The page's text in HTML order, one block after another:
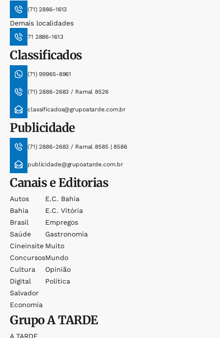
(71) 2886-1613
Demais localidades
71 2886-1613
Classificados
(71) 99965-8961
(71) 2886-2683 / Ramal 8526
classificados@grupoatarde.com.br
Publicidade
(71) 2886-2683 / Ramal 8585 | 8586
publicidade@grupoatarde.com.br
Canais e Editorias
Autos
Bahia
Brasil
Saúde
Cineinsite
Concursos
Cultura
Digital
Salvador
Economia
E.c. Bahia
E.c. Vitória
Empregos
Gastronomia
Muito
Mundo
Opinião
Política
GrupoA TARDE
A TARDE